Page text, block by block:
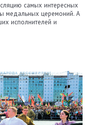
самых интересных
медальных церемоний. А
исполнителей и